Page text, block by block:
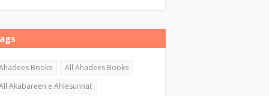
Books
All Ahadees Books
Akabareen e Ahlesunnat